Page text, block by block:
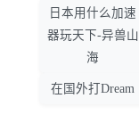
日本用什么加速
器玩天下-异兽山
海
在国外打Dream